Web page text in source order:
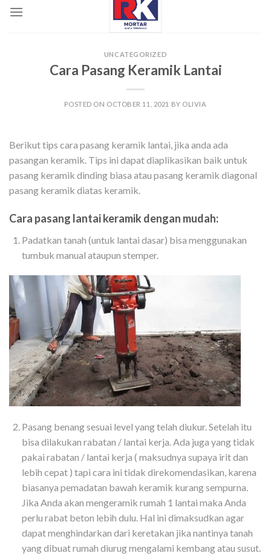
UNCATEGORIZED
Cara Pasang Keramik Lantai
POSTED ON OCTOBER 11, 2021 BY OLIVIA
Berikut tips cara pasang keramik lantai, jika anda ada
pasangan keramik. Tips ini dapat diaplikasikan baik untuk
pasang keramik dinding biasa atau pasang keramik diagonal
pasang keramik diatas keramik.
Cara pasang lantai keramik dengan mudah:
Padatkan tanah (untuk lantai dasar) bisa menggunakan
tumbuk manual ataupun stemper.
Pasang benang sesuai level yang telah diukur. Setelah itu
bisa dilakukan rabatan / lantai kerja. Ada juga yang tidak
pakai rabatan / lantai kerja ( maksudnya supaya irit dan
lebih cepat ) tapi cara ini tidak direkomendasikan, karena
biasanya pemadatan bawah keramik kurang sempurna.
Jika Anda akan mengeramik rumah 1 lantai maka Anda
perlu rabat beton lebih dulu. Hal ini dimaksudkan agar
dapat menghindarkan dari keretakan jika nantinya tanah
yang dibuat rumah diurug mengalami kembang atau susut.